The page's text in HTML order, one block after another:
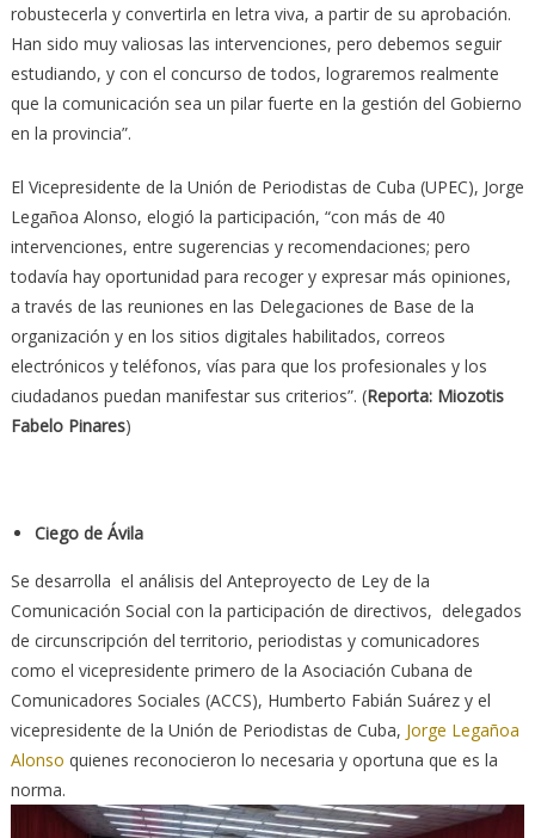
robustecerla y convertirla en letra viva, a partir de su aprobación.
Han sido muy valiosas las intervenciones, pero debemos seguir
estudiando, y con el concurso de todos, lograremos realmente
que la comunicación sea un pilar fuerte en la gestión del Gobierno
en la provincia”.
El Vicepresidente de la Unión de Periodistas de Cuba (UPEC), Jorge
Legañoa Alonso, elogió la participación, “con más de 40
intervenciones, entre sugerencias y recomendaciones; pero
todavía hay oportunidad para recoger y expresar más opiniones,
a través de las reuniones en las Delegaciones de Base de la
organización y en los sitios digitales habilitados, correos
electrónicos y teléfonos, vías para que los profesionales y los
ciudadanos puedan manifestar sus criterios”. (Reporta: Miozotis
Fabelo Pinares)
Ciego de Ávila
Se desarrolla el análisis del Anteproyecto de Ley de la
Comunicación Social con la participación de directivos, delegados
de circunscripción del territorio, periodistas y comunicadores
como el vicepresidente primero de la Asociación Cubana de
Comunicadores Sociales (ACCS), Humberto Fabián Suárez y el
vicepresidente de la Unión de Periodistas de Cuba, Jorge Legañoa
Alonso quienes reconocieron lo necesaria y oportuna que es la
norma.